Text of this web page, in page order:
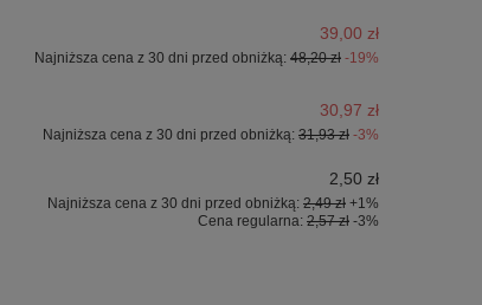
39,00 zł
Najniższa cena z 30 dni przed obniżką: 48,20 zł -19%
30,97 zł
Najniższa cena z 30 dni przed obniżką: 31,93 zł -3%
2,50 zł
Najniższa cena z 30 dni przed obniżką: 2,49 zł +1%
Cena regularna: 2,57 zł -3%